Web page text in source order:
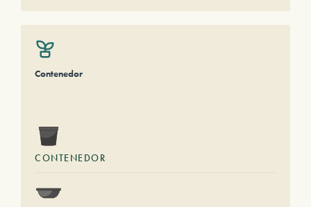
Contenedor
CONTENEDOR